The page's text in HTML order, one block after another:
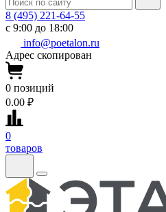
8 (495) 221-64-55
с 9:00 до 18:00
info@poetalon.ru
Адрес скопирован
0 позиций
0.00 ₽
0
товаров